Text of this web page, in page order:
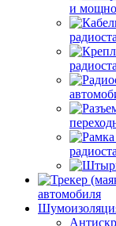
и
автомобиля